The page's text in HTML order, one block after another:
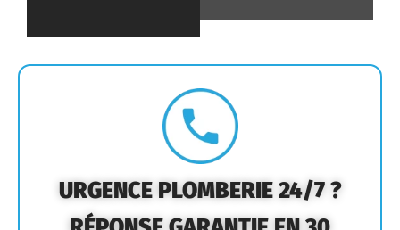
URGENCE PLOMBERIE 24/7 ?